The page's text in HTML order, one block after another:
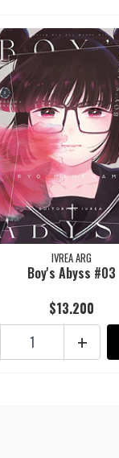
IVREA ARG
Boy's Abyss #03
$13.200
+